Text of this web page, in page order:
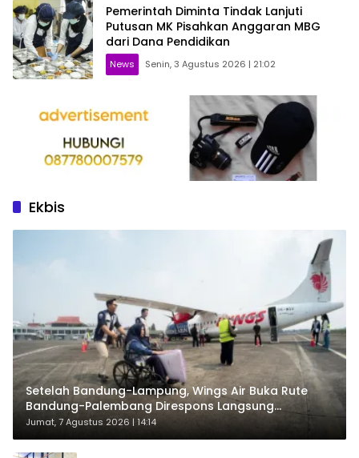
Pemerintah Diminta Tindak Lanjuti
Putusan MK Pisahkan Anggaran MBG
dari Dana Pendidikan
News Senin, 3 Agustus 2026 | 21:02
Ekbis
Setelah Bandung-Lampung, Wings Air Buka Rute
Bandung-Palembang Direspons Langsung
Penumpang
Jumat, 7 Agustus 2026 | 14:14